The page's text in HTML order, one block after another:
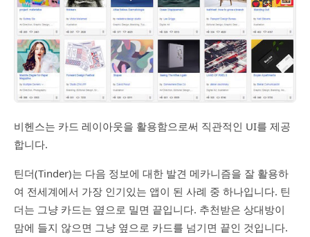
비헨스는 카드 레이아웃을 활용함으로써 직관적인 UI를 제공
합니다.
틴더(Tinder)는 다음 정보에 대한 발견 메카니즘을 잘 활용하
여 전세계에서 가장 인기있는 앱이 된 사례 중 하나입니다. 틴
더는 그냥 카드는 옆으로 밀면 끝입니다. 추천받은 상대방이
맘에 들지 않으면 그냥 옆으로 카드를 넘기면 끝인 것입니다.